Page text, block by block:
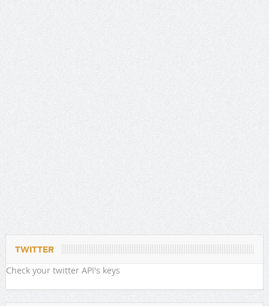
TWITTER
Check your twitter API's keys